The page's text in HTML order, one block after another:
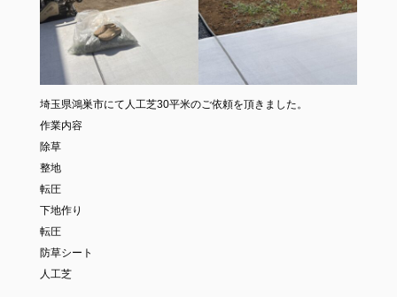
埼玉県鴻巣市にて人工芝30平米のご依頼を頂きました。
作業内容
除草
整地
転圧
下地作り
転圧
防草シート
人工芝